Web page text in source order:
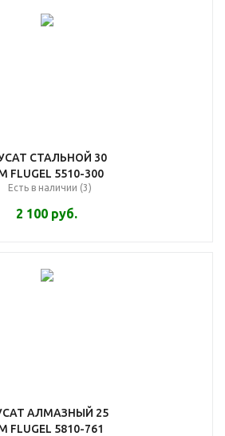
СТАЛЬНОЙ 30
FLUGEL 5510-300
Есть в наличии (3)
2 100 руб.
АЛМАЗНЫЙ 25
FLUGEL 5810-761